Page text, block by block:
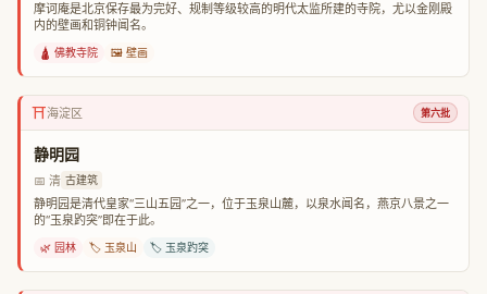
摩诃庵是北京保存最为完好、规制等级较高的明代太监所建的寺院，尤以金刚殿
内的壁画和铜钟闻名。
🛕 佛教寺院 🖼️ 壁画
⛩️海淀区 第六批
静明园
📅 清 古建筑
静明园是清代皇家“三山五园”之一，位于玉泉山麓，以泉水闻名，燕京八景之一
的“玉泉趵突”即在于此。
🌿 园林 🏷️ 玉泉山 🏷️ 玉泉趵突